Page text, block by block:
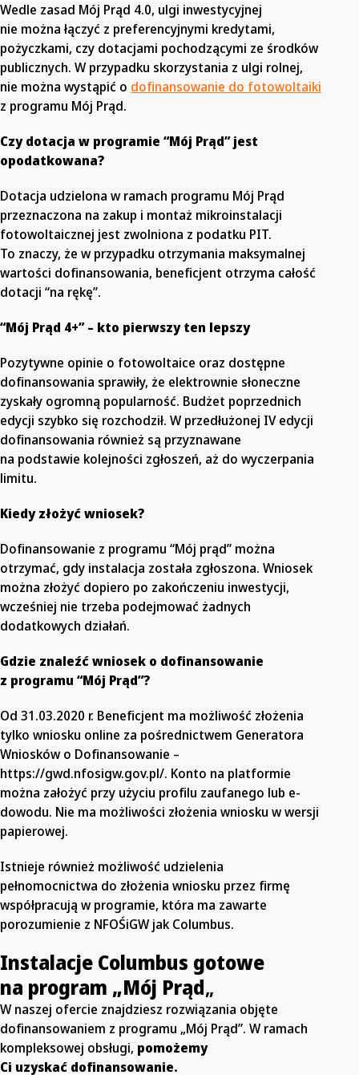
Wedle zasad Mój Prąd 4.0, ulgi inwestycyjnej
nie można łączyć z preferencyjnymi kredytami,
pożyczkami, czy dotacjami pochodzącymi ze środków
publicznych. W przypadku skorzystania z ulgi rolnej,
nie można wystąpić o dofinansowanie do fotowoltaiki
z programu Mój Prąd.
Czy dotacja w programie “Mój Prąd” jest
opodatkowana?
Dotacja udzielona w ramach programu Mój Prąd
przeznaczona na zakup i montaż mikroinstalacji
fotowoltaicznej jest zwolniona z podatku PIT.
To znaczy, że w przypadku otrzymania maksymalnej
wartości dofinansowania, beneficjent otrzyma całość
dotacji “na rękę”.
“Mój Prąd 4+” – kto pierwszy ten lepszy
Pozytywne opinie o fotowoltaice oraz dostępne
dofinansowania sprawiły, że elektrownie słoneczne
zyskały ogromną popularność. Budżet poprzednich
edycji szybko się rozchodził. W przedłużonej IV edycji
dofinansowania również są przyznawane
na podstawie kolejności zgłoszeń, aż do wyczerpania
limitu.
Kiedy złożyć wniosek?
Dofinansowanie z programu “Mój prąd” można
otrzymać, gdy instalacja została zgłoszona. Wniosek
można złożyć dopiero po zakończeniu inwestycji,
wcześniej nie trzeba podejmować żadnych
dodatkowych działań.
Gdzie znaleźć wniosek o dofinansowanie
z programu “Mój Prąd”?
Od 31.03.2020 r. Beneficjent ma możliwość złożenia
tylko wniosku online za pośrednictwem Generatora
Wniosków o Dofinansowanie –
https://gwd.nfosigw.gov.pl/. Konto na platformie
można założyć przy użyciu profilu zaufanego lub e-
dowodu. Nie ma możliwości złożenia wniosku w wersji
papierowej.
Istnieje również możliwość udzielenia
pełnomocnictwa do złożenia wniosku przez firmę
współpracują w programie, która ma zawarte
porozumienie z NFOŚiGW jak Columbus.
Instalacje Columbus gotowe
na program „Mój Prąd„
W naszej ofercie znajdziesz rozwiązania objęte
dofinansowaniem z programu „Mój Prąd”. W ramach
kompleksowej obsługi, pomożemy
Ci uzyskać dofinansowanie.